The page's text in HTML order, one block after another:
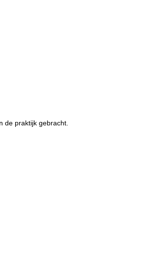
de praktijk gebracht.